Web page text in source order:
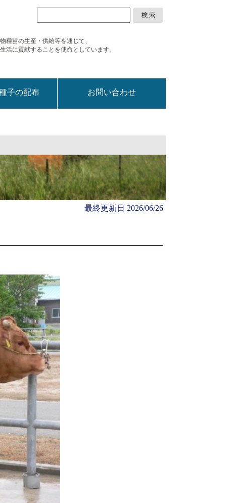
種苗の生産・供給等を通じて、
活に貢献することを使命としています。
子の配布 お問い合わせ
最終更新日 2026/06/26